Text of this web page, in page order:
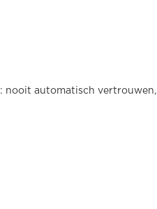
: nooit automatisch vertrouwen,